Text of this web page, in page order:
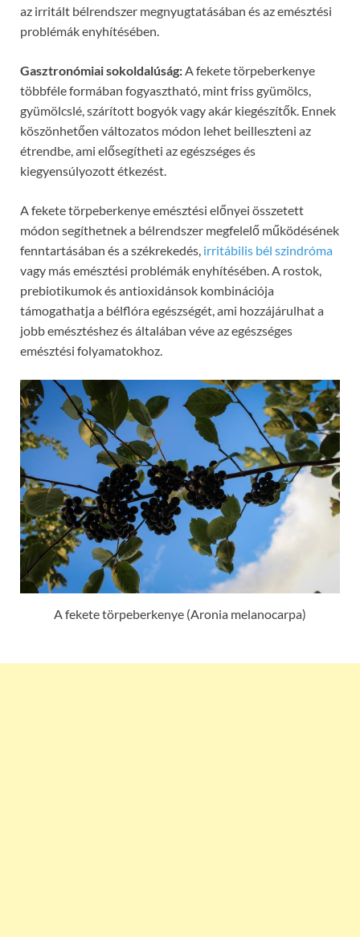
az irritált bélrendszer megnyugtatásában és az emésztési
problémák enyhítésében.
Gasztronómiai sokoldalúság:A fekete törpeberkenye
többféle formában fogyasztható, mint friss gyümölcs,
gyümölcslé, szárított bogyók vagy akár kiegészítők. Ennek
köszönhetően változatos módon lehet beilleszteni az
étrendbe, ami elősegítheti az egészséges és
kiegyensúlyozott étkezést.
A fekete törpeberkenye emésztési előnyei összetett
módon segíthetnek a bélrendszer megfelelő működésének
fenntartásában és a székrekedés, irritábilis bél szindróma
vagy más emésztési problémák enyhítésében. A rostok,
prebiotikumok és antioxidánsok kombinációja
támogathatja a bélflóra egészségét, ami hozzájárulhat a
jobb emésztéshez és általában véve az egészséges
emésztési folyamatokhoz.
A fekete törpeberkenye (Aronia melanocarpa)